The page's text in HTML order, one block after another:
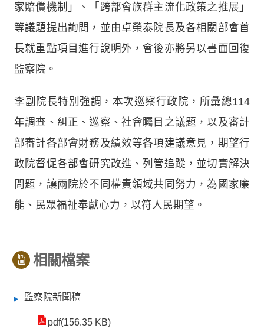
家賠償機制」、「跨部會族群主流化政策之推展」
等議題提出詢問，並由卓榮泰院長及各相關部會首
長就重點項目進行說明外，會後亦將另以書面回復
監察院。
李副院長特別強調，本次巡察行政院，所彙總114
年調查、糾正、巡察、社會矚目之議題，以及審計
部審計各部會財務及績效等各項建議意見，期望行
政院督促各部會研究改進、列管追蹤，並切實解決
問題，讓兩院於不同權責領域共同努力，為國家廉
能、民眾福祉奉獻心力，以符人民期望。
相關檔案
監察院新聞稿
pdf(156.35 KB)